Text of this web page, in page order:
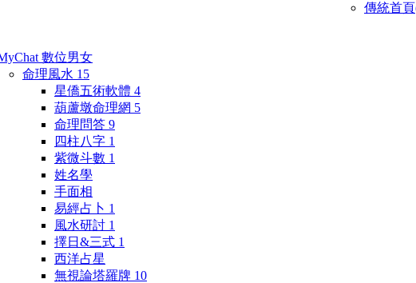
傳統首
數位男女
命理風水 15
星僑五術軟體 4
葫蘆墩命理網 5
命理問答 9
四柱八字 1
紫微斗數 1
姓名學
手面相
易經占卜 1
風水研討 1
擇日&三式 1
西洋占星
無視論塔羅牌 10